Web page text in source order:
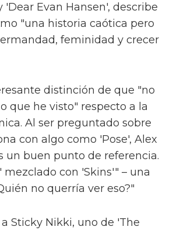
'Dear Evan Hansen', describe
"una historia caótica pero
feminidad y crecer
distinción de que "no
que he visto" respecto a la
Al ser preguntado sobre
con algo como 'Pose', Alex
un buen punto de referencia.
mezclado con 'Skins'" – una
no querría ver eso?"
Sticky Nikki, uno de 'The